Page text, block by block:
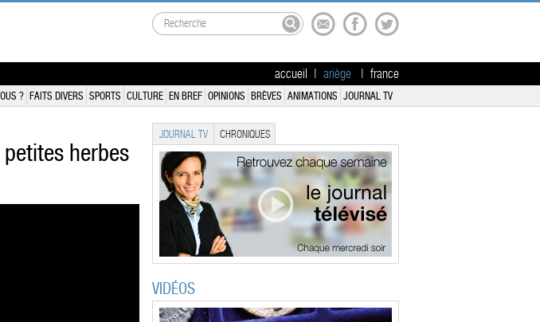
accueil ariège france
? FAITS DIVERS SPORTS CULTURE EN BREF OPINIONS BRÈVES ANIMATIONS JOURNAL TV
herbes
JOURNAL TV CHRONIQUES
VIDÉOS